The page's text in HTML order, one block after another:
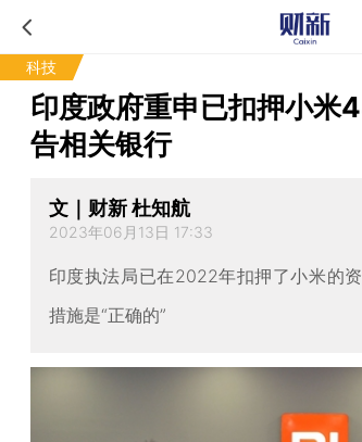
科技
印度政府重申已扣押小米
告相关银行
文｜财新 杜知航
2023年06月13日 17:33
印度执法局已在2022年扣押了小米的
措施是“正确的”